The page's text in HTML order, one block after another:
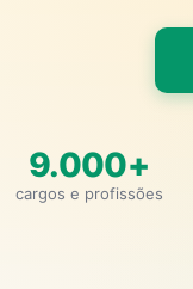
9.000+
cargos e profissões